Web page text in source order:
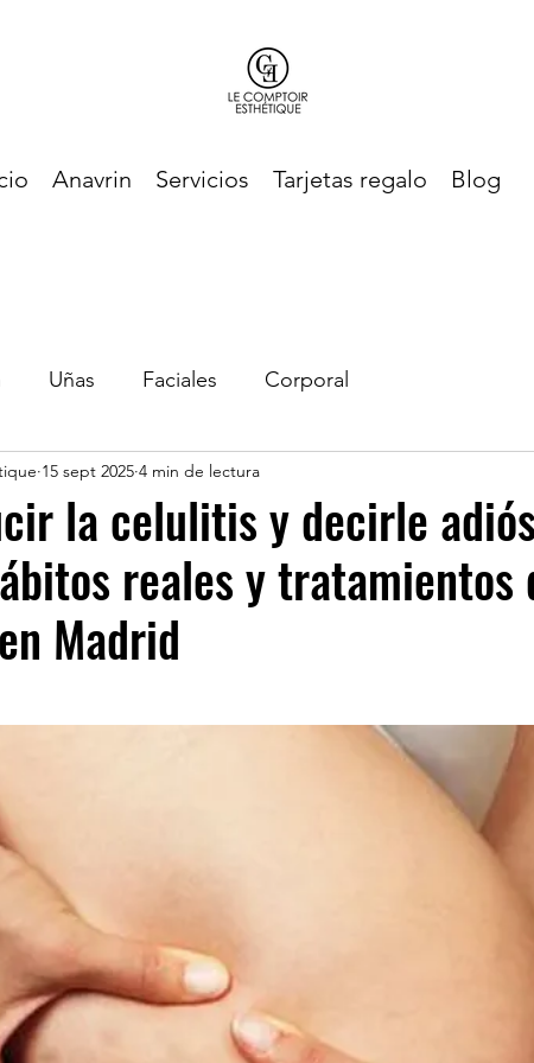
Anavrin Servicios Tarjetas regalo Blog
Uñas Faciales Corporal
la celulitis y decirle
reales y tratamientos
Madrid
15 sept 2025 4 min de lectura